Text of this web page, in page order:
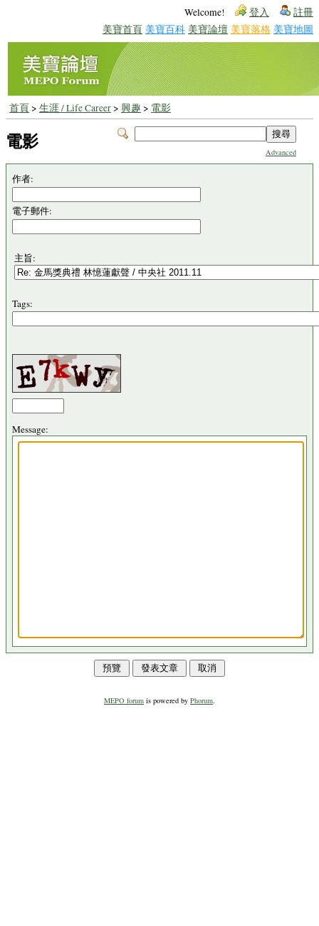
Welcome! 登入 註冊
美寶首頁 美寶百科 美寶論壇 美寶落格 美寶地圖
首頁> 生涯 / Life Career> 興趣 > 電影
Advanced
電影
作者:
電子郵件:
主旨:
Tags:
Message:
MEPO forum is powered by Phorum.